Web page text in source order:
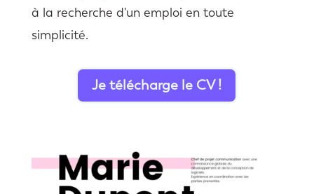
à la recherche d'un emploi en toute
simplicité.
Je télécharge le CV !